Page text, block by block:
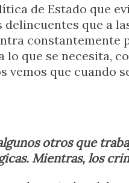
de Estado que
delincuentes que a
constantemente
lo que se necesita,
vemos que cuando
otros que
Mientras, los